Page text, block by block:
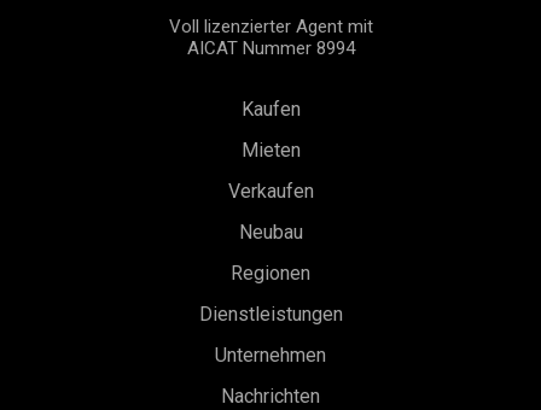
Voll lizenzierter Agent mit
AICAT Nummer 8994
Kaufen
Mieten
Verkaufen
Neubau
Regionen
Dienstleistungen
Unternehmen
Nachrichten
Konfiguration speichern